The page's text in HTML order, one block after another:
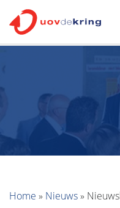
Home » Nieuws»